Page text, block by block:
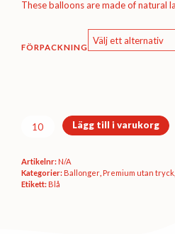
These balloons are made of natural
FÖRPACKNING
Premiumförpackning
-
Night
Lägg till i varukorg
Artikelnr: N/A
Kategorier: Ballonger, Premium utan tryck,
Etikett: Blå